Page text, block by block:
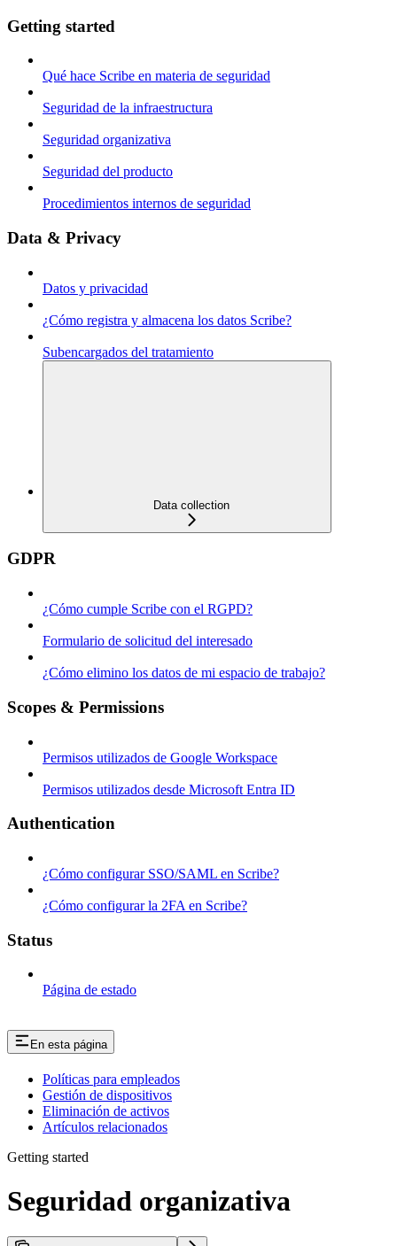
Getting started
Qué hace Scribe en materia de seguridad
Seguridad de la infraestructura
Seguridad organizativa
Seguridad del producto
Procedimientos internos de seguridad
Data & Privacy
Datos y privacidad
¿Cómo registra y almacena los datos Scribe?
Subencargados del tratamiento
Data collection
GDPR
¿Cómo cumple Scribe con el RGPD?
Formulario de solicitud del interesado
¿Cómo elimino los datos de mi espacio de trabajo?
Scopes & Permissions
Permisos utilizados de Google Workspace
Permisos utilizados desde Microsoft Entra ID
Authentication
¿Cómo configurar SSO/SAML en Scribe?
¿Cómo configurar la 2FA en Scribe?
Status
Página de estado
En esta página
Políticas para empleados
Gestión de dispositivos
Eliminación de activos
Artículos relacionados
Getting started
Seguridad organizativa